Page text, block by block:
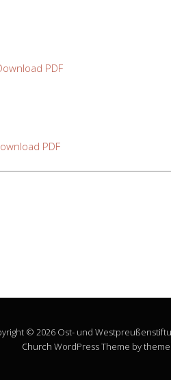
PDF
PDF
© 2026 Ost- und
Church WordPress Theme by